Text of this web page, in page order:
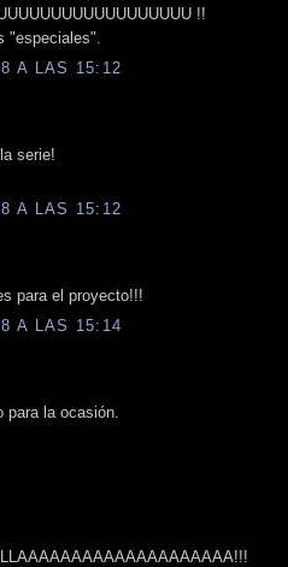
!!
"especiales".
A LAS 15:12
serie!
A LAS 15:12
para el proyecto!!!
A LAS 15:14
para la ocasión.